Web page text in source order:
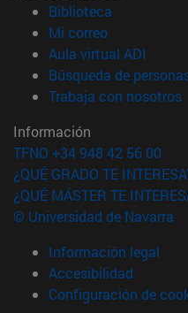
Biblioteca
Mi correo(abre en
Aula virtual ADI
Búsqueda de
Trabaja con nosotros
Información
TFNO +34 948 42 56 00
¿QUÉ GRADO TE
¿QUÉ MÁSTER TE
© Universidad de Navarra
Información legal
Accesibilidad
Configuración de